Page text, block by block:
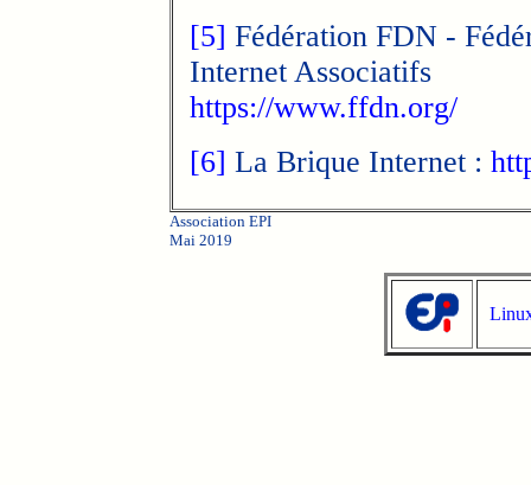
[5] Fédération FDN -
Internet Associatifs
https://www.ffdn.org/
[6] La Brique Internet :
Association EPI
Mai 2019